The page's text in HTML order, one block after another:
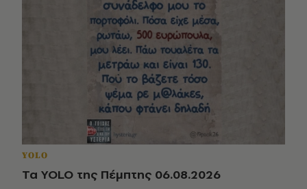
YOLO
Τα YOLO της Πέμπτης 06.08.2026